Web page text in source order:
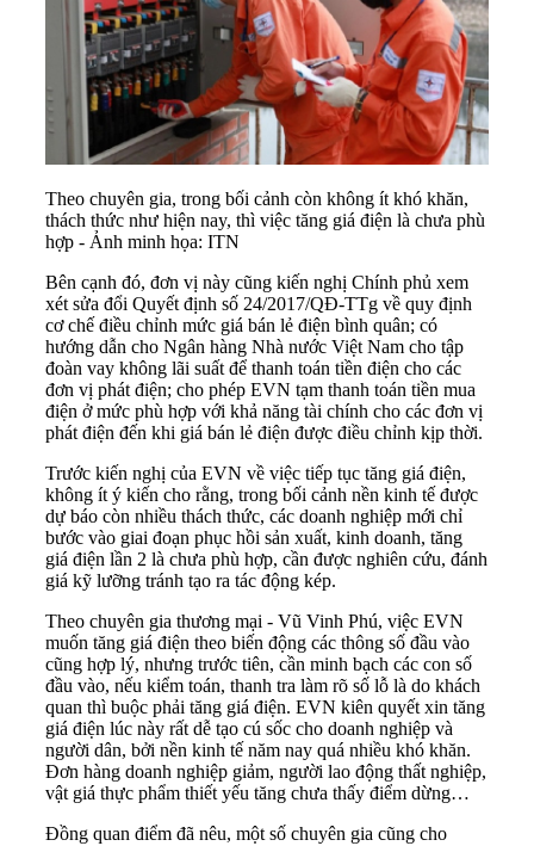
Theo chuyên gia, trong bối cảnh còn không ít khó khăn,
thách thức như hiện nay, thì việc tăng giá điện là chưa phù
hợp - Ảnh minh họa: ITN
Bên cạnh đó, đơn vị này cũng kiến nghị Chính phủ xem
xét sửa đổi Quyết định số 24/2017/QĐ-TTg về quy định
cơ chế điều chỉnh mức giá bán lẻ điện bình quân; có
hướng dẫn cho Ngân hàng Nhà nước Việt Nam cho tập
đoàn vay không lãi suất để thanh toán tiền điện cho các
đơn vị phát điện; cho phép EVN tạm thanh toán tiền mua
điện ở mức phù hợp với khả năng tài chính cho các đơn vị
phát điện đến khi giá bán lẻ điện được điều chỉnh kịp thời.
Trước kiến nghị của EVN về việc tiếp tục tăng giá điện,
không ít ý kiến cho rằng, trong bối cảnh nền kinh tế được
dự báo còn nhiều thách thức, các doanh nghiệp mới chỉ
bước vào giai đoạn phục hồi sản xuất, kinh doanh, tăng
giá điện lần 2 là chưa phù hợp, cần được nghiên cứu, đánh
giá kỹ lưỡng tránh tạo ra tác động kép.
Theo chuyên gia thương mại - Vũ Vinh Phú, việc EVN
muốn tăng giá điện theo biến động các thông số đầu vào
cũng hợp lý, nhưng trước tiên, cần minh bạch các con số
đầu vào, nếu kiểm toán, thanh tra làm rõ số lỗ là do khách
quan thì buộc phải tăng giá điện. EVN kiên quyết xin tăng
giá điện lúc này rất dễ tạo cú sốc cho doanh nghiệp và
người dân, bởi nền kinh tế năm nay quá nhiều khó khăn.
Đơn hàng doanh nghiệp giảm, người lao động thất nghiệp,
vật giá thực phẩm thiết yếu tăng chưa thấy điểm dừng…
Đồng quan điểm đã nêu, một số chuyên gia cũng cho